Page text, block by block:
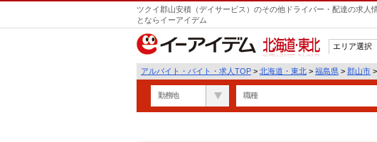
ツクイ郡山安積（デイサービス）のその他ドライバー・配達の求人
とならイーアイデム
北海道・東北
エリア選択
アルバイト・バイト・求人TOP > 北海道・東北 > 福島県 > 郡山市 >
勤務地 職種